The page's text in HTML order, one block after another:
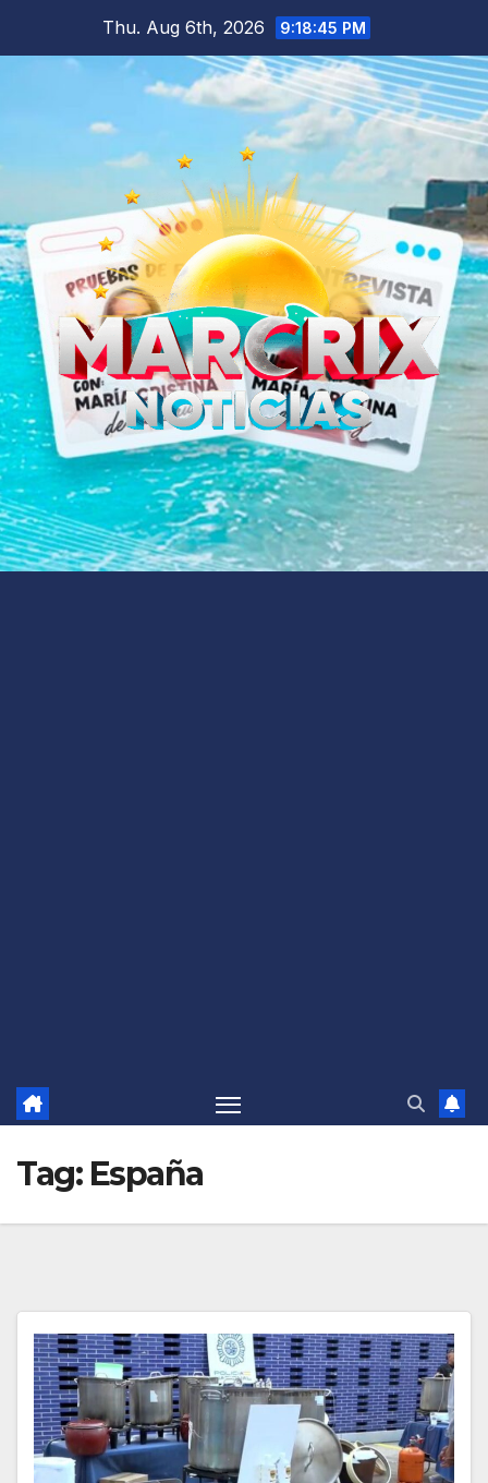
Thu. Aug 6th, 2026 9:18:46 PM
Tag: España